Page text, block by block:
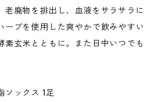
老廃物を排出し、血液をサラサラに
ーブを使用した爽やかで飲みやすい
素玄米とともに。また日中いつでも
ックス 1足